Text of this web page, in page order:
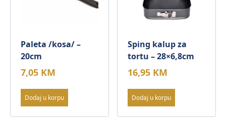
Paleta /kosa/ –
20cm
7,05 KM
Dodaj u korpu
Sping kalup za
tortu – 28×6,8cm
16,95 KM
Dodaj u korpu